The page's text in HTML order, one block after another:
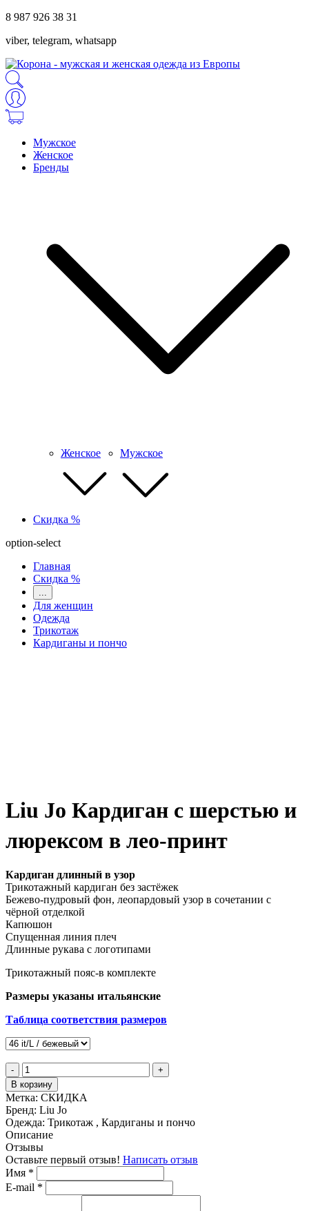
8 987 926 38 31
viber, telegram, whatsapp
Мужское
Женское
Бренды
Женское Мужское
Скидка %
option-select
Главная
Скидка %
Для женщин
Одежда
Трикотаж
Кардиганы и пончо
Liu Jo Кардиган с шерстью и
люрексом в лео-принт
Кардиган длинный в узор
Трикотажный кардиган без застёжек
Бежево-пудровый фон, леопардовый узор в сочетании с
чёрной отделкой
Капюшон
Спущенная линия плеч
Длинные рукава с логотипами
Трикотажный пояс-в комплекте
Размеры указаны итальянские
Таблица соответствия размеров
-
+
В корзину
Метка: СКИДКА
Бренд: Liu Jo
Одежда: Трикотаж , Кардиганы и пончо
Описание
Отзывы
Оставьте первый отзыв! Написать отзыв
Имя *
E-mail *